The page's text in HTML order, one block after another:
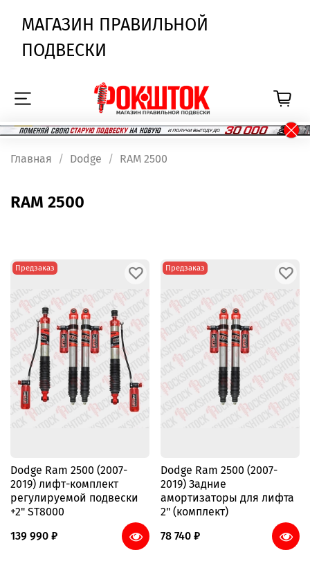
МАГАЗИН ПРАВИЛЬНОЙ
ПОДВЕСКИ
Главная Dodge RAM 2500
RAM 2500
Предзаказ
Dodge Ram 2500 (2007-
2019) лифт-комплект
регулируемой подвески
+2" ST8000
139 990 ₽
Предзаказ
Dodge Ram 2500 (2007-
2019) Задние
амортизаторы для лифта
2" (комплект)
78 740 ₽